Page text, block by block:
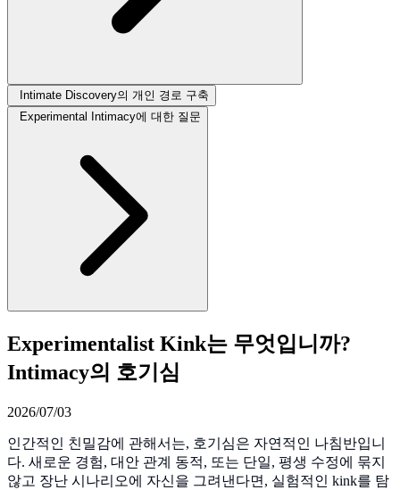
Intimate Discovery의 개인 경로 구축
Experimental Intimacy에 대한 질문
Experimentalist Kink는 무엇입니까?
Intimacy의 호기심
2026/07/03
인간적인 친밀감에 관해서는, 호기심은 자연적인 나침반입니
다. 새로운 경험, 대안 관계 동적, 또는 단일, 평생 수정에 묶지
않고 장난 시나리오에 자신을 그려낸다면, 실험적인 kink를 탐